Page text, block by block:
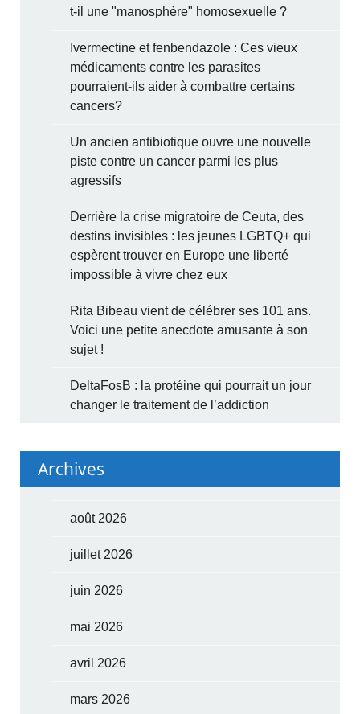
t-il une "manosphère" homosexuelle ?
Ivermectine et fenbendazole : Ces vieux
médicaments contre les parasites
pourraient-ils aider à combattre certains
cancers?
Un ancien antibiotique ouvre une nouvelle
piste contre un cancer parmi les plus
agressifs
Derrière la crise migratoire de Ceuta, des
destins invisibles : les jeunes LGBTQ+ qui
espèrent trouver en Europe une liberté
impossible à vivre chez eux
Rita Bibeau vient de célébrer ses 101 ans.
Voici une petite anecdote amusante à son
sujet !
DeltaFosB : la protéine qui pourrait un jour
changer le traitement de l’addiction
Archives
août 2026
juillet 2026
juin 2026
mai 2026
avril 2026
mars 2026